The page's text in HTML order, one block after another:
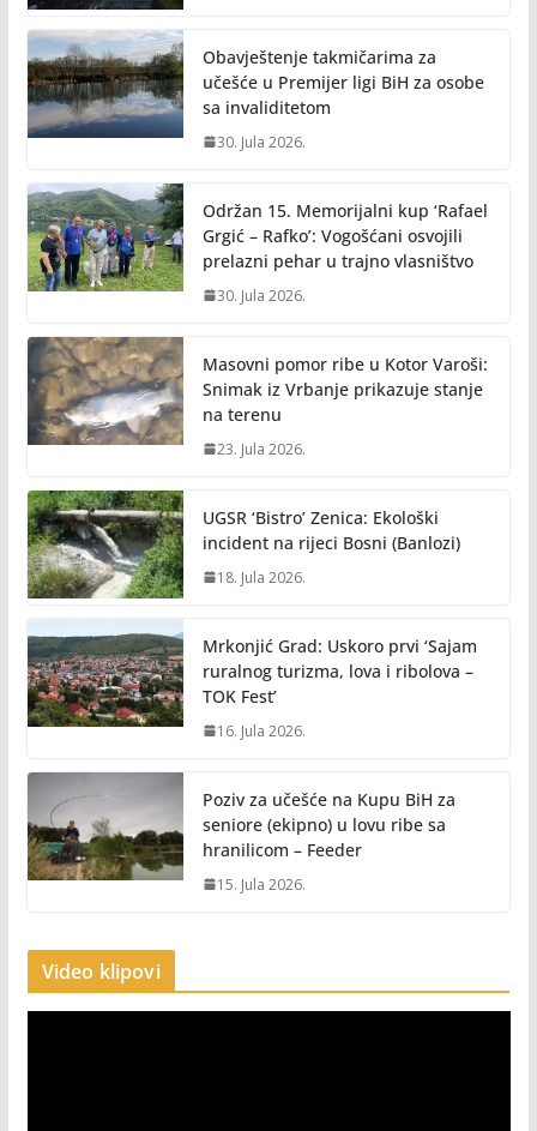
Obavještenje takmičarima za
učešće u Premijer ligi BiH za osobe
sa invaliditetom
30. Jula 2026.
Održan 15. Memorijalni kup ‘Rafael
Grgić – Rafko’: Vogošćani osvojili
prelazni pehar u trajno vlasništvo
30. Jula 2026.
Masovni pomor ribe u Kotor Varoši:
Snimak iz Vrbanje prikazuje stanje
na terenu
23. Jula 2026.
UGSR ‘Bistro’ Zenica: Ekološki
incident na rijeci Bosni (Banlozi)
18. Jula 2026.
Mrkonjić Grad: Uskoro prvi ‘Sajam
ruralnog turizma, lova i ribolova –
TOK Fest’
16. Jula 2026.
Poziv za učešće na Kupu BiH za
seniore (ekipno) u lovu ribe sa
hranilicom – Feeder
15. Jula 2026.
Video klipovi